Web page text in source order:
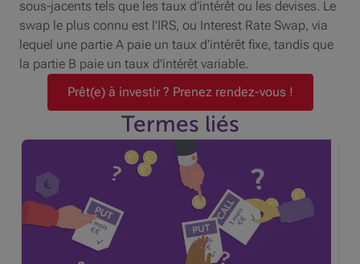
sous-jacents tels que les taux d’intérêt ou les devises. Le
swap le plus connu est l’IRS, ou Interest Rate Swap, via
lequel une partie A paie un taux d’intérêt fixe, tandis que
la partie B paie un taux d’intérêt variable.
Prêt(e) à investir ? Prenez rendez-vous !
Termes liés